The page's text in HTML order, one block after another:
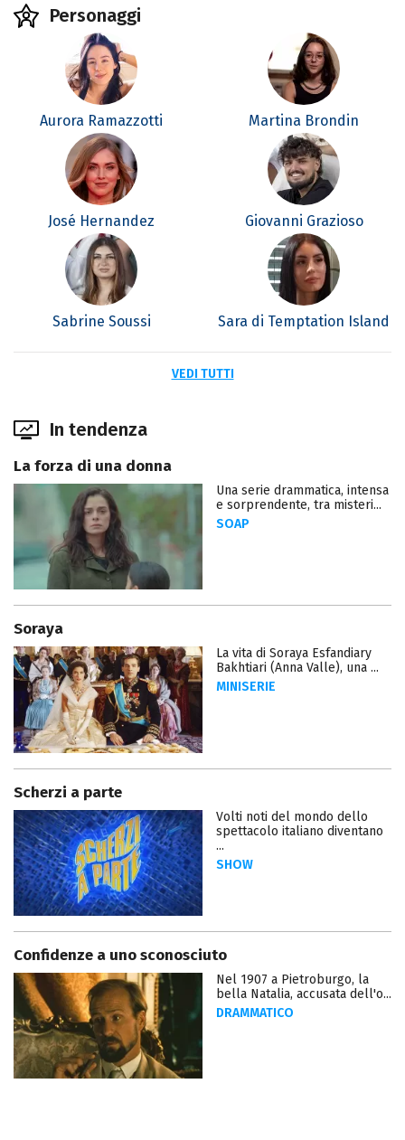
Personaggi
Aurora Ramazzotti Martina Brondin
José Hernandez Giovanni Grazioso
Sabrine Soussi Sara di Temptation Island
VEDI TUTTI
In tendenza
La forza di una donna
Una serie drammatica, intensa
e sorprendente, tra misteri...
SOAP
Soraya
La vita di Soraya Esfandiary
Bakhtiari (Anna Valle), una ...
MINISERIE
Scherzi a parte
Volti noti del mondo dello
spettacolo italiano diventano
...
SHOW
Confidenze a uno sconosciuto
Nel 1907 a Pietroburgo, la
bella Natalia, accusata dell'o...
DRAMMATICO